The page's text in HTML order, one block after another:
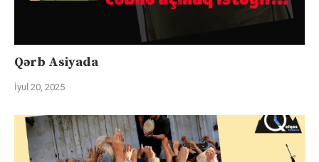
Qərb Asiyada
İyul 20, 2025